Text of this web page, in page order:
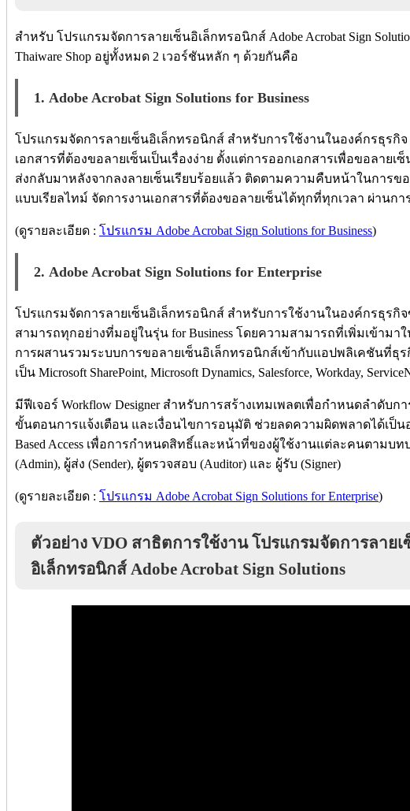
สำหรับ โปรแกรมจัดการลายเซ็นอิเล็กทรอนิกส์ Adobe Acrobat Sign
Thaiware Shop อยู่ทั้งหมด 2 เวอร์ชันหลัก ๆ ด้วยกันคือ
1. Adobe Acrobat Sign Solutions for Business
โปรแกรมจัดการลายเซ็นอิเล็กทรอนิกส์ สำหรับการใช้งานในองค์กรธุรกิ
เอกสารที่ต้องขอลายเซ็นเป็นเรื่องง่าย ตั้งแต่การออกเอกสารเพื่อขอลายเ
ส่งกลับมาหลังจากลงลายเซ็นเรียบร้อยแล้ว ติดตามความคืบหน้าในการข
แบบเรียลไทม์ จัดการงานเอกสารที่ต้องขอลายเซ็นได้ทุกที่ทุกเวลา ผ่านกา
(ดูรายละเอียด : โปรแกรม Adobe Acrobat Sign Solutions for Business)
2. Adobe Acrobat Sign Solutions for Enterprise
โปรแกรมจัดการลายเซ็นอิเล็กทรอนิกส์ สำหรับการใช้งานในองค์กรธุร
สามารถทุกอย่างที่มอยู่ในรุ่น for Business โดยความสามารถที่เพิ่มเข้ามาใ
การผสานรวมระบบการขอลายเซ็นอิเล็กทรอนิกส์เข้ากับแอปพลิเคชันที่ธุร
เป็น Microsoft SharePoint, Microsoft Dynamics, Salesforce, Workday,
มีฟีเจอร์ Workflow Designer สำหรับการสร้างเทมเพลตเพื่อกำหนดลำดับก
ขั้นตอนการแจ้งเตือน และเงื่อนไขการอนุมัติ ช่วยลดความผิดพลาดได้เป็น
Based Access เพื่อการกำหนดสิทธิ์และหน้าที่ของผู้ใช้งานแต่ละคนตามบ
(Admin), ผู้ส่ง (Sender), ผู้ตรวจสอบ (Auditor) และ ผู้รับ (Signer)
(ดูรายละเอียด : โปรแกรม Adobe Acrobat Sign Solutions for Enterprise)
ตัวอย่าง VDO สาธิตการใช้งาน โปรแกรมจัดการลายเ
อิเล็กทรอนิกส์ Adobe Acrobat Sign Solutions